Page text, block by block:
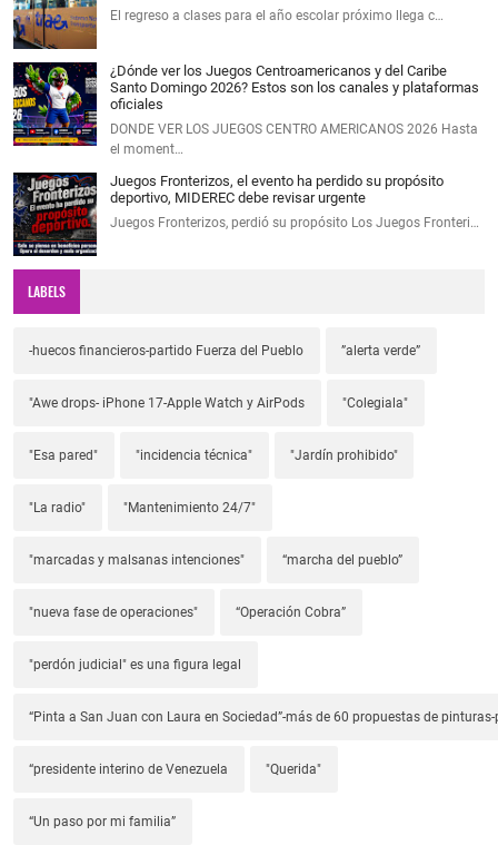
El regreso a clases para el año escolar próximo llega c…
¿Dónde ver los Juegos Centroamericanos y del Caribe
Santo Domingo 2026? Estos son los canales y plataformas
oficiales
DONDE VER LOS JUEGOS CENTRO AMERICANOS 2026 Hasta
el moment…
Juegos Fronterizos, el evento ha perdido su propósito
deportivo, MIDEREC debe revisar urgente
Juegos Fronterizos, perdió su propósito Los Juegos Fronteri…
LABELS
-huecos financieros-partido Fuerza del Pueblo ”alerta verde”
"Awe drops- iPhone 17-Apple Watch y AirPods "Colegiala"
"Esa pared" "incidencia técnica" "Jardín prohibido"
"La radio" "Mantenimiento 24/7"
"marcadas y malsanas intenciones" “marcha del pueblo”
"nueva fase de operaciones" “Operación Cobra”
"perdón judicial" es una figura legal
“Pinta a San Juan con Laura en Sociedad”-más de 60 propuestas de
“presidente interino de Venezuela "Querida"
“Un paso por mi familia”